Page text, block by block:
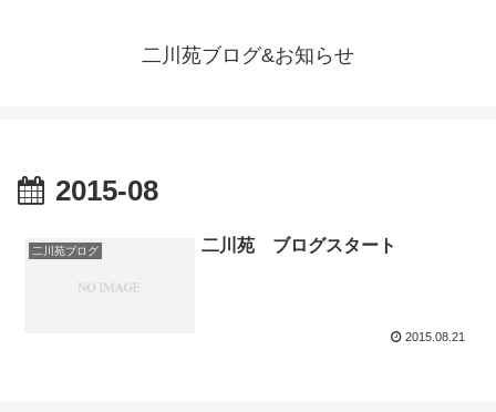
二川苑ブログ&お知らせ
2015-08
二川苑ブログ 二川苑 ブログスタート
2015.08.21